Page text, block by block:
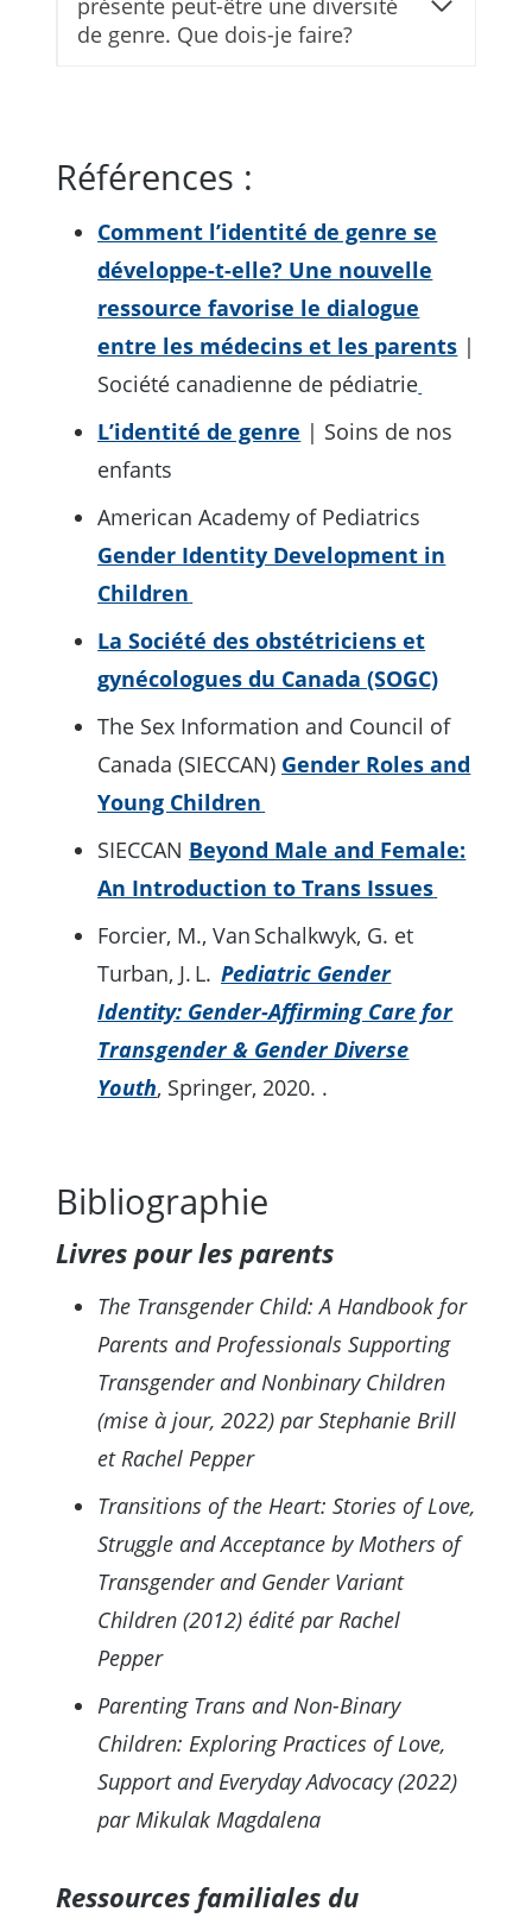
présente peut-être une diversité
de genre. Que dois-je faire?
Références :
Comment l’identité de genre se
développe-t-elle? Une nouvelle
ressource favorise le dialogue
entre les médecins et les parents |
Société canadienne de pédiatrie
L’identité de genre | Soins de nos
enfants
American Academy of Pediatrics
Gender Identity Development in
Children
La Société des obstétriciens et
gynécologues du Canada (SOGC)
The Sex Information and Council of
Canada (SIECCAN) Gender Roles and
Young Children
SIECCAN Beyond Male and Female:
An Introduction to Trans Issues
Forcier, M., Van Schalkwyk, G. et
Turban, J. L.Pediatric Gender
Identity: Gender-Affirming Care for
Transgender & Gender Diverse
Youth, Springer, 2020. .
Bibliographie
Livres pour les parents
The Transgender Child: A Handbook for
Parents and Professionals Supporting
Transgender and Nonbinary Children
(mise à jour, 2022) par Stephanie Brill
et Rachel Pepper
Transitions of the Heart: Stories of Love,
Struggle and Acceptance by Mothers of
Transgender and Gender Variant
Children (2012) édité par Rachel
Pepper
Parenting Trans and Non-Binary
Children: Exploring Practices of Love,
Support and Everyday Advocacy (2022)
par Mikulak Magdalena
Ressources familiales du